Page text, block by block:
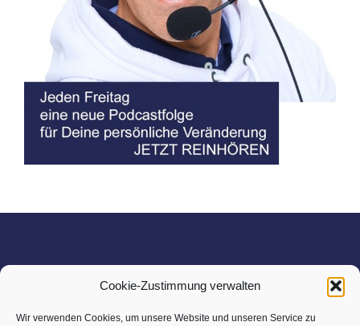
Cookie-Zustimmung verwalten
Wir verwenden Cookies, um unsere Website und unseren Service zu
Marcs kleine Welt ist eine Marke der